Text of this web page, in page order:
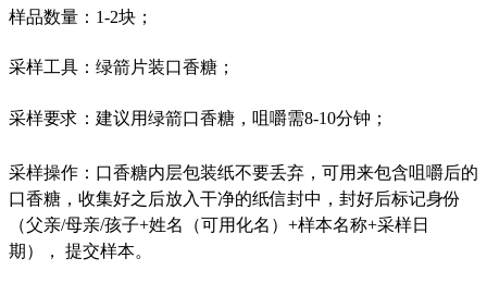
样品数量 ：1-2块；
采样工具 ：绿箭片装口香糖；
采样要求 ：建议用绿箭口香糖，咀嚼需8-10分钟；
采样操作 ：口香糖内层包装纸不要丢弃，可用来包含咀嚼后的
口香糖，收集好之后放入干净的纸信封中，封好后标记身份
（父亲/母亲/孩子+姓名（可用化名）+样本名称+采样日
期）
， 提交样本。